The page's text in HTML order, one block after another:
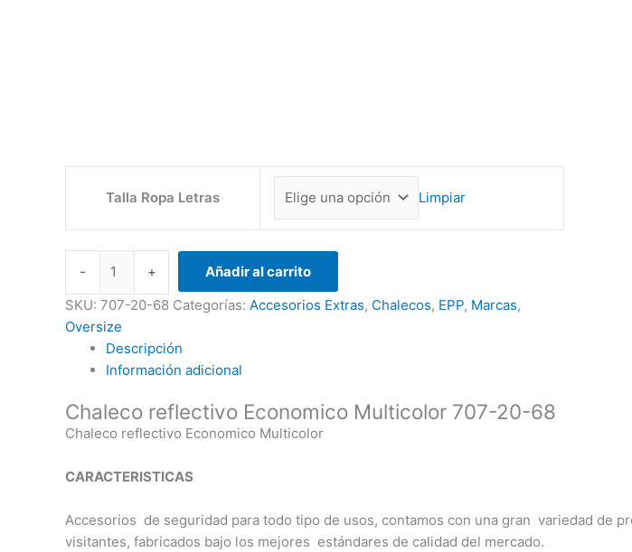
Talla Ropa Letras Limpiar
- +
Añadir al carrito
SKU: 707-20-68 Categorías: Accesorios Extras, Chalecos, EPP, Marcas,
Oversize
Descripción
Información adicional
Chaleco reflectivo Economico Multicolor 707-20-68
Chaleco reflectivo Economico Multicolor
CARACTERISTICAS
Accesorios de seguridad para todo tipo de usos, contamos con una gran variedad de
visitantes, fabricados bajo los mejores estándares de calidad del mercado.